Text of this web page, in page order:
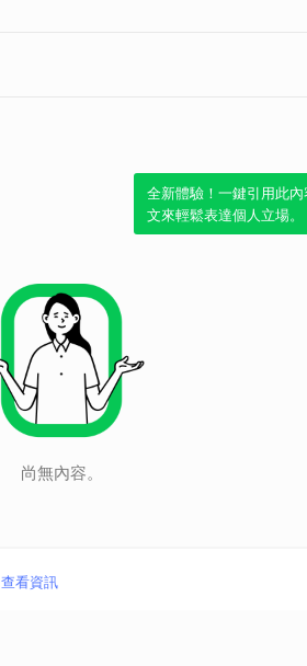
全新體驗！一鍵引用此
文來輕鬆表達個人立場。
尚無內容。
查看資訊